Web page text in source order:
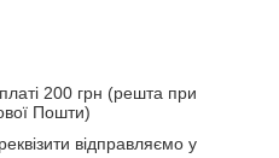
200 грн (решта при
Пошти)
відправляємо у